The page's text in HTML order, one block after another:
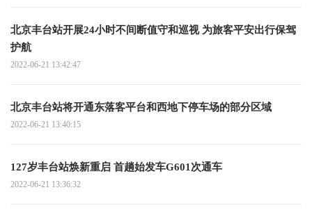
北京丰台站开展24小时不间断值守和巡视 为旅客平安出行保驾
护航
2022-06-21 13:42:47
北京丰台站将开通东落客平台和西地下停车场的部分区域
2022-06-21 13:40:15
127岁丰台站焕新重启 首趟始发车G601次通车
2022-06-21 13:36:32